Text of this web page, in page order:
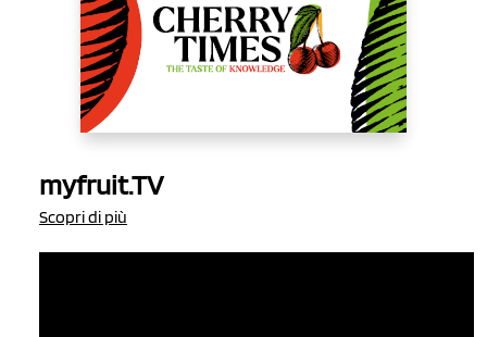
myfruit.TV
Scopri di più